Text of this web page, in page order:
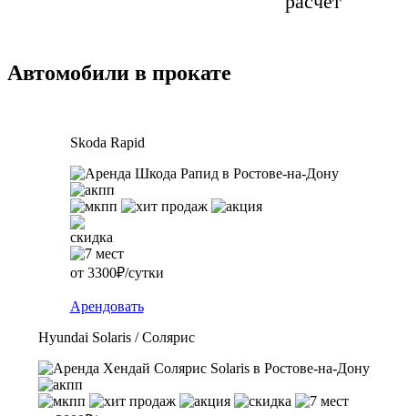
Автомобили в прокате
Skoda Rapid
от 3300₽/сутки
Арендовать
Hyundai Solaris / Солярис